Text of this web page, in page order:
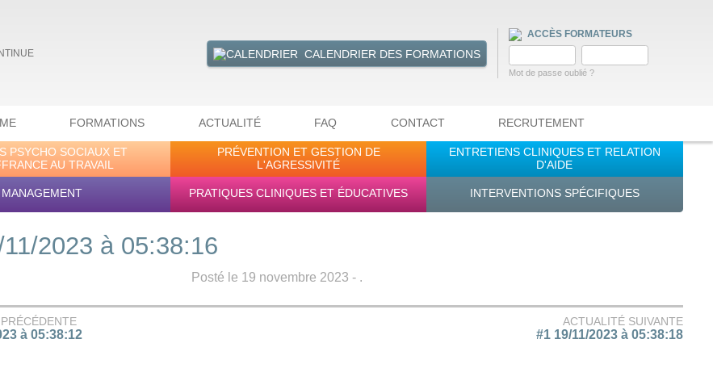
CALENDRIER DES FORMATIONS
ACCÈS FORMATEURS
Mot de passe oublié ?
FORMATIONS ACTUALITÉ FAQ CONTACT RECRUTEMENT
PSYCHO SOCIAUX ET
AU TRAVAIL
PRÉVENTION ET GESTION DE
L'AGRESSIVITÉ
ENTRETIENS CLINIQUES ET RELATION
D'AIDE
MANAGEMENT PRATIQUES CLINIQUES ET ÉDUCATIVES INTERVENTIONS SPÉCIFIQUES
2023 à 05:38:16
Posté le 19 novembre 2023 - .
à 05:38:12
ACTUALITÉ SUIVANTE
#1 19/11/2023 à 05:38:18